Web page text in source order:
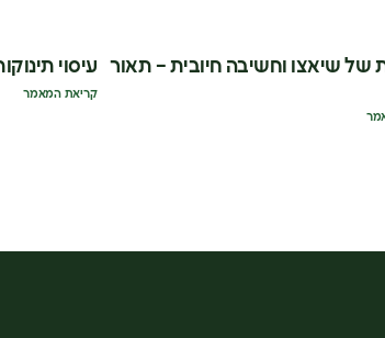
של שיאצו וחשיבה חיובית – תאור
עיסוי
קריאת המאמר